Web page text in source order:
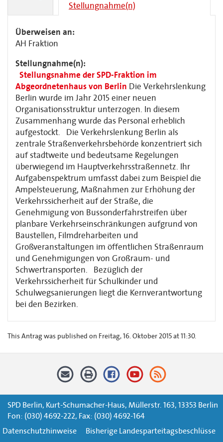
Stellungnahme(n)
Überweisen an:
AH Fraktion
Stellungnahme(n):
Stellungsnahme der SPD-Fraktion im
Abgeordnetenhaus von Berlin Die Verkehrslenkung
Berlin wurde im Jahr 2015 einer neuen
Organisationsstruktur unterzogen. In diesem
Zusammenhang wurde das Personal erheblich
aufgestockt. Die Verkehrslenkung Berlin als
zentrale Straßenverkehrsbehörde konzentriert sich
auf stadtweite und bedeutsame Regelungen
überwiegend im Hauptverkehrsstraßennetz. Ihr
Aufgabenspektrum umfasst dabei zum Beispiel die
Ampelsteuerung, Maßnahmen zur Erhöhung der
Verkehrssicherheit auf der Straße, die
Genehmigung von Bussonderfahrstreifen über
planbare Verkehrseinschränkungen aufgrund von
Baustellen, Filmdreharbeiten und
Großveranstaltungen im öffentlichen Straßenraum
und Genehmigungen von Großraum- und
Schwertransporten. Bezüglich der
Verkehrssicherheit für Schulkinder und
Schulwegsanierungen liegt die Kernverantwortung
bei den Bezirken.
This Antrag was published on Freitag, 16. Oktober 2015 at 11:30.
SPD Berlin, Kurt-Schumacher-Haus, Müllerstr. 163, 13353 Berlin
Fon: (030) 4692-222, Fax: (030) 4692-164
Datenschutzhinweise
Bisherige Landesparteitagsbeschlüsse